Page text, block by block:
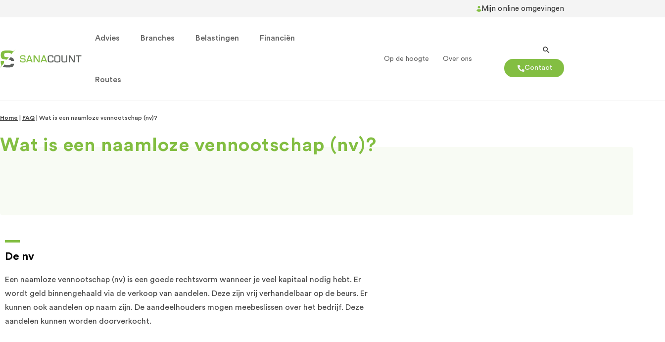
Mijn online omgevingen
Advies Branches Belastingen Financiën
Routes
Op de hoogte
Over ons
Contact
Home FAQ Wat is een naamloze vennootschap (nv)?
Wat is een naamloze vennootschap (nv)?
De nv
Een naamloze vennootschap (nv) is een goede rechtsvorm wanneer je veel kapitaal nodig hebt. Er
wordt geld binnengehaald via de verkoop van aandelen. Deze zijn vrij verhandelbaar op de beurs. Er
kunnen ook aandelen op naam zijn. De aandeelhouders mogen meebeslissen over het bedrijf. Deze
aandelen kunnen worden doorverkocht.